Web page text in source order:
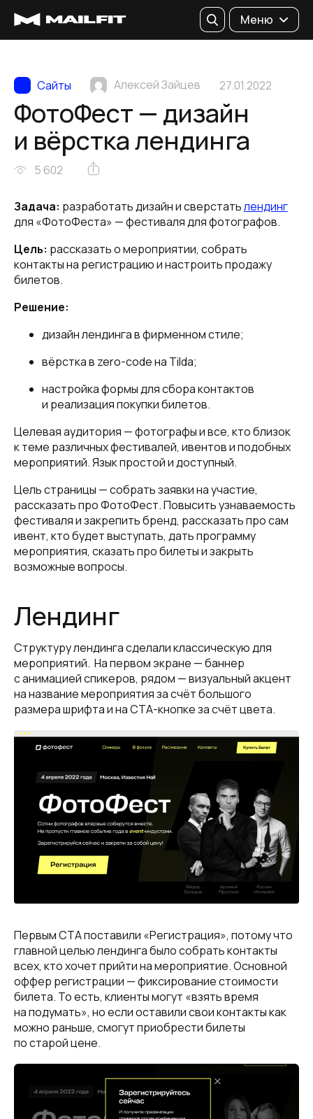
Меню
Поиск
Сайты Алексей Зайцев 27.01.2022
ФотоФест — дизайн
и вёрстка лендинга
5 602
Задача: разработать дизайн и сверстатьлендинг
для «ФотоФеста» — фестиваля для фотографов.
Цель: рассказать о мероприятии, собрать
контакты на регистрацию и настроить продажу
билетов.
Решение:
дизайн лендинга в фирменном стиле;
вёрстка в zero-code на Tilda;
настройка формы для сбора контактов
и реализация покупки билетов.
Целевая аудитория — фотографы и все, кто близок
к теме различных фестивалей, ивентов и подобных
мероприятий. Язык простой и доступный.
Цель страницы — собрать заявки на участие,
рассказать про ФотоФест. Повысить узнаваемость
фестиваля и закрепить бренд, рассказать про сам
ивент, кто будет выступать, дать программу
мероприятия, сказать про билеты и закрыть
возможные вопросы.
Лендинг
Структуру лендинга сделали классическую для
мероприятий. На первом экране — баннер
с анимацией спикеров, рядом — визуальный акцент
на название мероприятия за счёт большого
размера шрифта и на СТА-кнопке за счёт цвета.
Первым СТА поставили «Регистрация», потому что
главной целью лендинга было собрать контакты
всех, кто хочет прийти на мероприятие. Основной
оффер регистрации — фиксирование стоимости
билета. То есть, клиенты могут «взять время
на подумать», но если оставили свои контакты как
можно раньше, смогут приобрести билеты
по старой цене.